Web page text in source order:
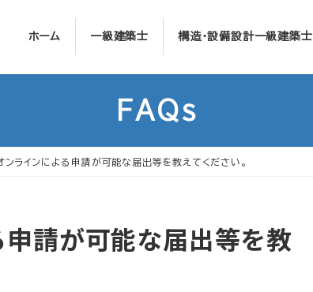
ホーム 一級建築士 構造・設備設計一級建築士
FAQs
ラインによる申請が可能な届出等を教えてください。
請が可能な届出等を教